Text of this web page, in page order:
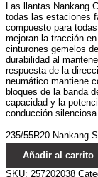
Las llantas Nankang
todas las estaciones
compuesto para
mejoran la tracción
cinturones gemelos
durabilidad al
respuesta de la
neumático mantiene
bloques de la banda
capacidad y la
conducción
235/55R20 Nankang
Añadir al carrito
SKU: 257202038